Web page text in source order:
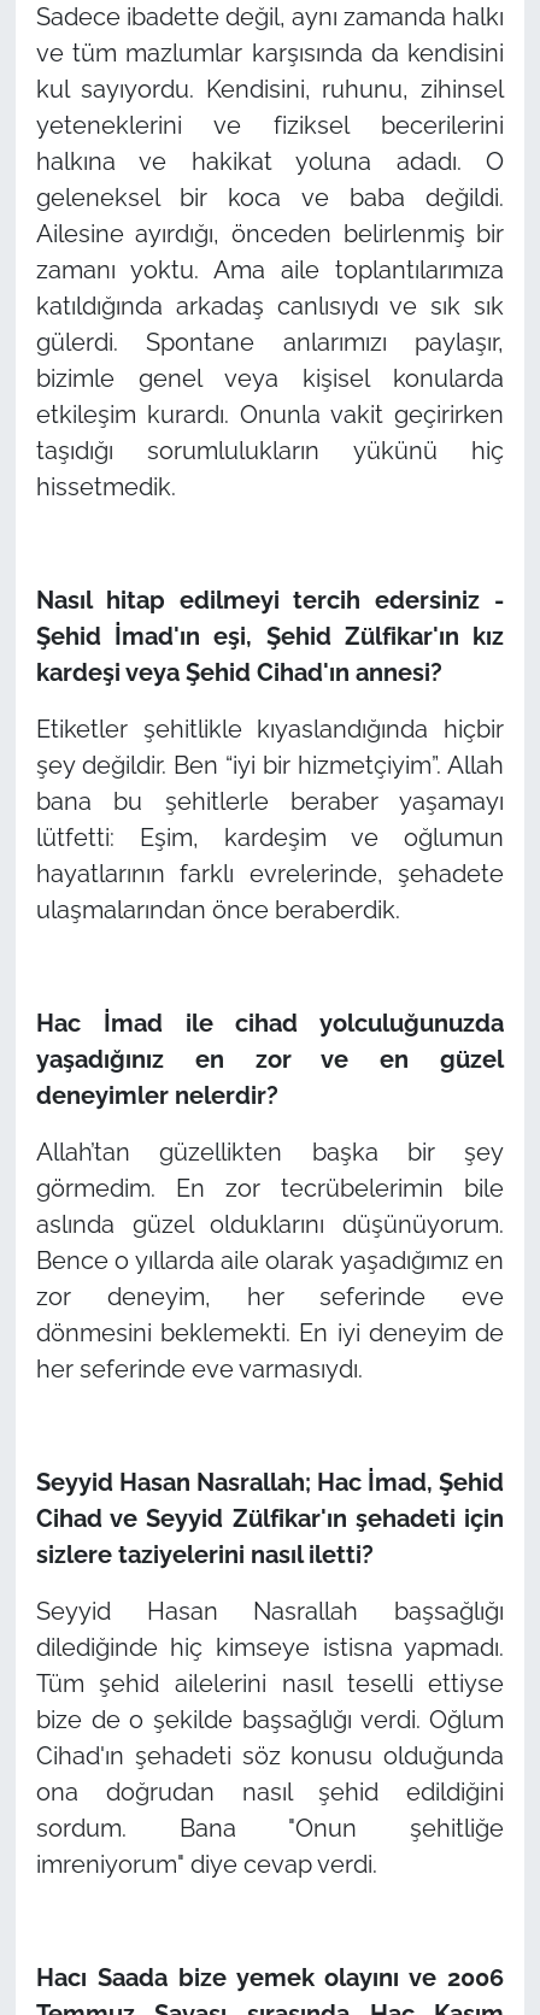
Sadece ibadette değil, aynı zamanda halkı
ve tüm mazlumlar karşısında da kendisini
kul sayıyordu. Kendisini, ruhunu, zihinsel
yeteneklerini ve fiziksel becerilerini
halkına ve hakikat yoluna adadı. O
geleneksel bir koca ve baba değildi.
Ailesine ayırdığı, önceden belirlenmiş bir
zamanı yoktu. Ama aile toplantılarımıza
katıldığında arkadaş canlısıydı ve sık sık
gülerdi. Spontane anlarımızı paylaşır,
bizimle genel veya kişisel konularda
etkileşim kurardı. Onunla vakit geçirirken
taşıdığı sorumlulukların yükünü hiç
hissetmedik.
Nasıl hitap edilmeyi tercih edersiniz -
Şehid İmad'ın eşi, Şehid Zülfikar'ın kız
kardeşi veya Şehid Cihad'ın annesi?
Etiketler şehitlikle kıyaslandığında hiçbir
şey değildir. Ben “iyi bir hizmetçiyim”. Allah
bana bu şehitlerle beraber yaşamayı
lütfetti: Eşim, kardeşim ve oğlumun
hayatlarının farklı evrelerinde, şehadete
ulaşmalarından önce beraberdik.
Hac İmad ile cihad yolculuğunuzda
yaşadığınız en zor ve en güzel
deneyimler nelerdir?
Allah’tan güzellikten başka bir şey
görmedim. En zor tecrübelerimin bile
aslında güzel olduklarını düşünüyorum.
Bence o yıllarda aile olarak yaşadığımız en
zor deneyim, her seferinde eve
dönmesini beklemekti. En iyi deneyim de
her seferinde eve varmasıydı.
Seyyid Hasan Nasrallah; Hac İmad, Şehid
Cihad ve Seyyid Zülfikar'ın şehadeti için
sizlere taziyelerini nasıl iletti?
Seyyid Hasan Nasrallah başsağlığı
dilediğinde hiç kimseye istisna yapmadı.
Tüm şehid ailelerini nasıl teselli ettiyse
bize de o şekilde başsağlığı verdi. Oğlum
Cihad'ın şehadeti söz konusu olduğunda
ona doğrudan nasıl şehid edildiğini
sordum. Bana "Onun şehitliğe
imreniyorum" diye cevap verdi.
Hacı Saada bize yemek olayını ve 2006